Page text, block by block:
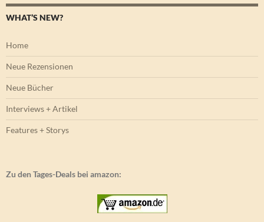
WHAT’S NEW?
Home
Neue Rezensionen
Neue Bücher
Interviews + Artikel
Features + Storys
Zu den Tages-Deals bei amazon: